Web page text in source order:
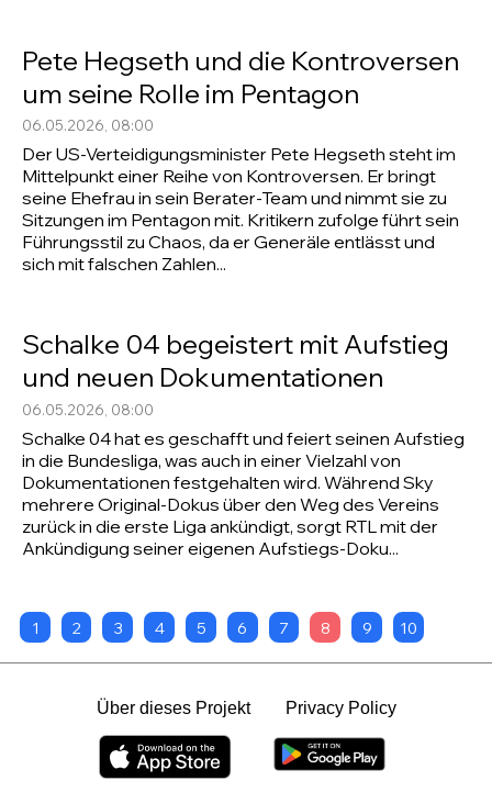
Pete Hegseth und die Kontroversen
um seine Rolle im Pentagon
06.05.2026, 08:00
Der US-Verteidigungsminister Pete Hegseth steht im
Mittelpunkt einer Reihe von Kontroversen. Er bringt
seine Ehefrau in sein Berater-Team und nimmt sie zu
Sitzungen im Pentagon mit. Kritikern zufolge führt sein
Führungsstil zu Chaos, da er Generäle entlässt und
sich mit falschen Zahlen...
Schalke 04 begeistert mit Aufstieg
und neuen Dokumentationen
06.05.2026, 08:00
Schalke 04 hat es geschafft und feiert seinen Aufstieg
in die Bundesliga, was auch in einer Vielzahl von
Dokumentationen festgehalten wird. Während Sky
mehrere Original-Dokus über den Weg des Vereins
zurück in die erste Liga ankündigt, sorgt RTL mit der
Ankündigung seiner eigenen Aufstiegs-Doku...
1 2 3 4 5 6 7 8 9 10
Über dieses Projekt Privacy Policy